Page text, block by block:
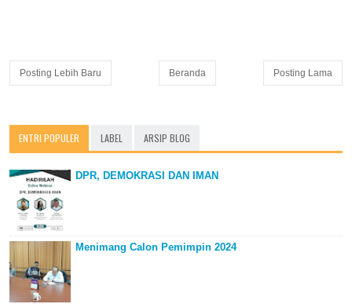
Posting Lebih Baru Posting Lama
Beranda
ENTRI POPULER LABEL ARSIP BLOG
DPR, DEMOKRASI DAN IMAN
Menimang Calon Pemimpin 2024